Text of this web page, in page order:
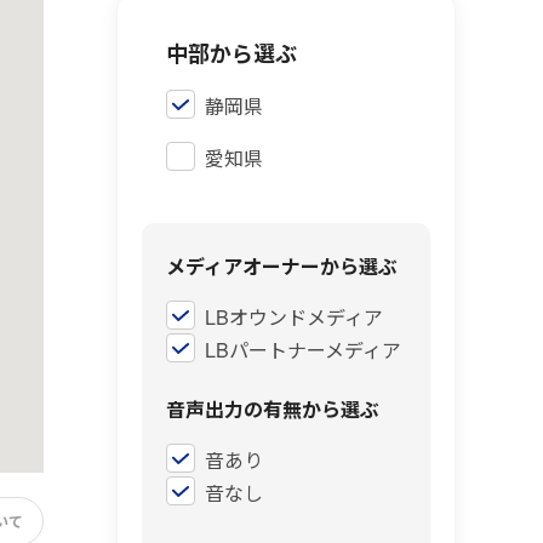
て
中部から選ぶ
静岡県
愛知県
メディアオーナーから選ぶ
LBオウンドメディア
LBパートナーメディア
音声出力の有無から選ぶ
音あり
音なし